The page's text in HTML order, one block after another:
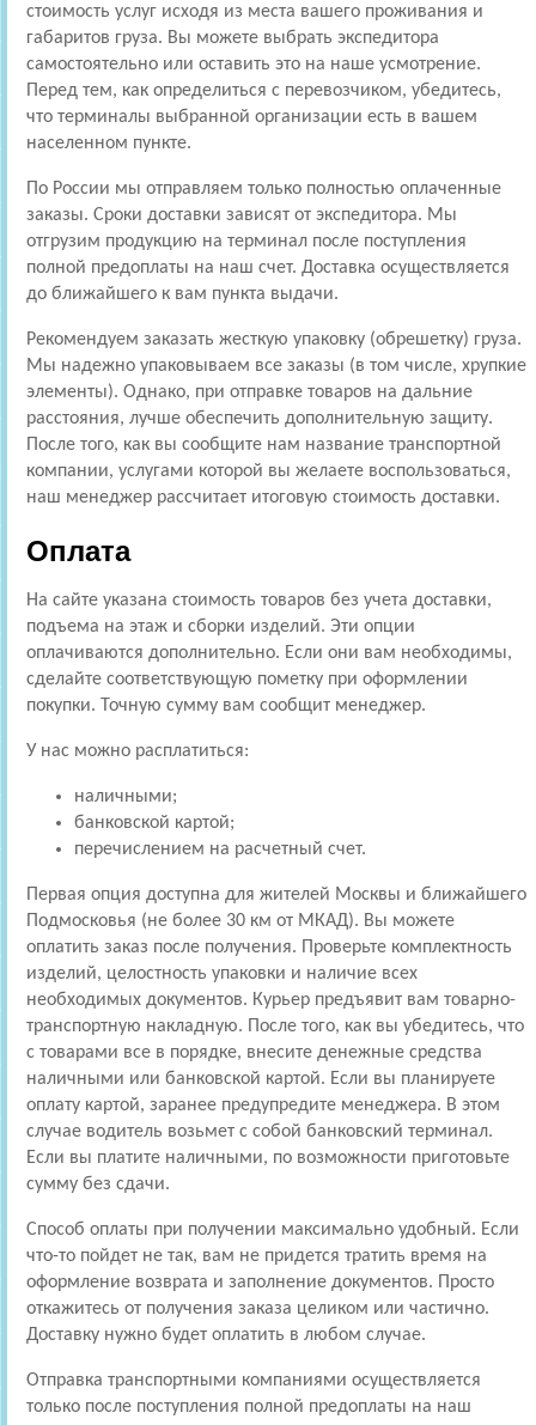
стоимость услуг исходя из места вашего проживания и
габаритов груза. Вы можете выбрать экспедитора
самостоятельно или оставить это на наше усмотрение.
Перед тем, как определиться с перевозчиком, убедитесь,
что терминалы выбранной организации есть в вашем
населенном пункте.
По России мы отправляем только полностью оплаченные
заказы. Сроки доставки зависят от экспедитора. Мы
отгрузим продукцию на терминал после поступления
полной предоплаты на наш счет. Доставка осуществляется
до ближайшего к вам пункта выдачи.
Рекомендуем заказать жесткую упаковку (обрешетку) груза.
Мы надежно упаковываем все заказы (в том числе, хрупкие
элементы). Однако, при отправке товаров на дальние
расстояния, лучше обеспечить дополнительную защиту.
После того, как вы сообщите нам название транспортной
компании, услугами которой вы желаете воспользоваться,
наш менеджер рассчитает итоговую стоимость доставки.
Оплата
На сайте указана стоимость товаров без учета доставки,
подъема на этаж и сборки изделий. Эти опции
оплачиваются дополнительно. Если они вам необходимы,
сделайте соответствующую пометку при оформлении
покупки. Точную сумму вам сообщит менеджер.
У нас можно расплатиться:
наличными;
банковской картой;
перечислением на расчетный счет.
Первая опция доступна для жителей Москвы и ближайшего
Подмосковья (не более 30 км от МКАД). Вы можете
оплатить заказ после получения. Проверьте комплектность
изделий, целостность упаковки и наличие всех
необходимых документов. Курьер предъявит вам товарно-
транспортную накладную. После того, как вы убедитесь, что
с товарами все в порядке, внесите денежные средства
наличными или банковской картой. Если вы планируете
оплату картой, заранее предупредите менеджера. В этом
случае водитель возьмет с собой банковский терминал.
Если вы платите наличными, по возможности приготовьте
сумму без сдачи.
Способ оплаты при получении максимально удобный. Если
что-то пойдет не так, вам не придется тратить время на
оформление возврата и заполнение документов. Просто
откажитесь от получения заказа целиком или частично.
Доставку нужно будет оплатить в любом случае.
Отправка транспортными компаниями осуществляется
только после поступления полной предоплаты на наш